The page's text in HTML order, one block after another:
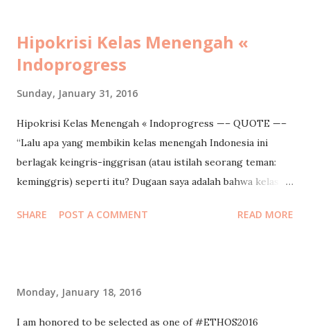
Hipokrisi Kelas Menengah «
Indoprogress
Sunday, January 31, 2016
Hipokrisi Kelas Menengah « Indoprogress —– QUOTE —–
“Lalu apa yang membikin kelas menengah Indonesia ini
berlagak keingris-inggrisan (atau istilah seorang teman:
keminggris) seperti itu? Dugaan saya adalah bahwa kelas
sendiri. Fungsi dari menjadi keminggris dalam berbahasa ini
menengah ini jelas tidak bisa hidup tanpa para lumpen.
Merekalah yang menjadi pembantu, sopir, tukang kebun,
SHARE POST A COMMENT READ MORE
Monday, January 18, 2016
I am honored to be selected as one of #ETHOS2016